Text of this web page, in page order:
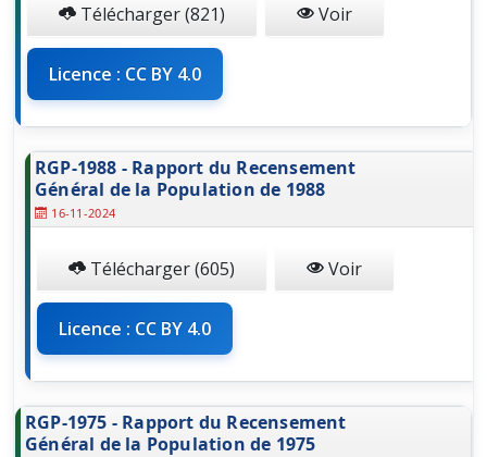
Télécharger (821) Voir
Licence : CC BY 4.0
RGP-1988 - Rapport du Recensement
Général de la Population de 1988
16-11-2024
Télécharger (605) Voir
Licence : CC BY 4.0
RGP-1975 - Rapport du Recensement
Général de la Population de 1975